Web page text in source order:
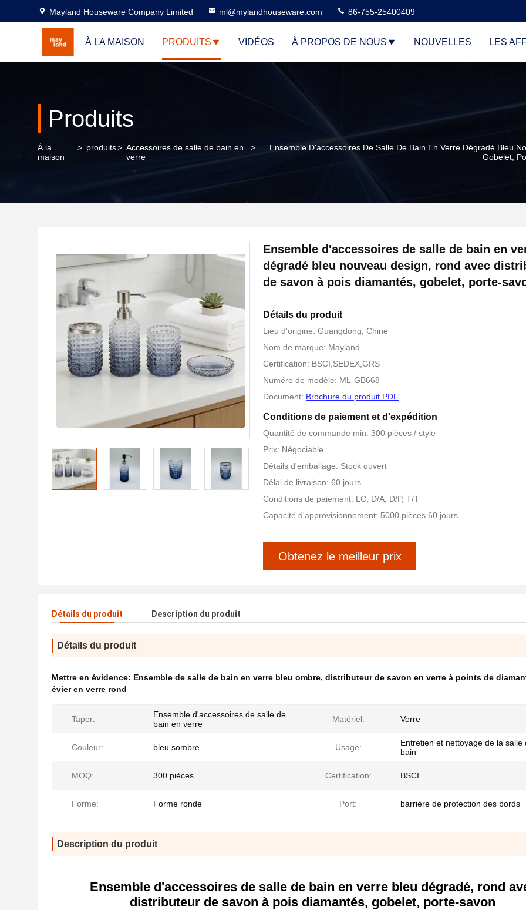
Mayland Houseware Company Limited ml@mylandhouseware.com 86-755-25400409
À LA MAISON PRODUITS VIDÉOS À PROPOS DE NOUS NOUVELLES LES
Produits
À la
maison
> produits> Accessoires de salle de bain en
verre
>
Ensemble D'accessoires De Salle De Bain En Verre Dégradé Bleu
Gobelet,
Ensemble d'accessoires de salle de bain en
dégradé bleu nouveau design, rond avec
de savon à pois diamantés, gobelet, porte-
Détails du produit
Lieu d'origine: Guangdong, Chine
Nom de marque: Mayland
Certification: BSCI,SEDEX,GRS
Numéro de modèle: ML-GB668
Document: Brochure du produit PDF
Conditions de paiement et d'expédition
Quantité de commande min: 300 pièces / style
Prix: Négociable
Détails d'emballage: Stock ouvert
Délai de livraison: 60 jours
Conditions de paiement: LC, D/A, D/P, T/T
Capacité d'approvisionnement: 5000 pièces 60 jours
Obtenez le meilleur prix
Détails du produit Description du produit
Détails du produit
Mettre en évidence: Ensemble de salle de bain en verre bleu ombre, distributeur de savon en verre à points de
évier en verre rond
Taper:
Ensemble d'accessoires de salle de
bain en verre
Matériel: Verre
Couleur: bleu sombre Usage:
Entretien et nettoyage de la salle
bain
MOQ: 300 pièces Certification: BSCI
Forme: Forme ronde Port: barrière de protection des bords
Description du produit
Ensemble d'accessoires de salle de bain en verre bleu dégradé, rond
distributeur de savon à pois diamantés, gobelet, porte-savon